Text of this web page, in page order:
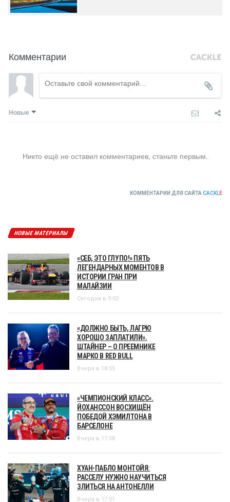
Комментарии
Новые
Никто ещё не оставил комментариев, станьте первым.
КОММЕНТАРИИ ДЛЯ САЙТА CACKLE
НОВЫЕ МАТЕРИАЛЫ
«СЕБ, ЭТО ГЛУПО!» ПЯТЬ
ЛЕГЕНДАРНЫХ МОМЕНТОВ В
ИСТОРИИ ГРАН ПРИ
МАЛАЙЗИИ
Сегодня в 9:02
«ДОЛЖНО БЫТЬ, ЛАГРЮ
ХОРОШО ЗАПЛАТИЛИ».
ШТАЙНЕР – О ПРЕЕМНИКЕ
МАРКО В RED BULL
Вчера в 18:55
«ЧЕМПИОНСКИЙ КЛАСС».
ЙОХАНССОН ВОСХИЩЁН
ПОБЕДОЙ ХЭМИЛТОНА В
БАРСЕЛОНЕ
Вчера в 17:58
ХУАН-ПАБЛО МОНТОЙЯ:
РАССЕЛУ НУЖНО НАУЧИТЬСЯ
ЗЛИТЬСЯ НА АНТОНЕЛЛИ
Вчера в 17:01